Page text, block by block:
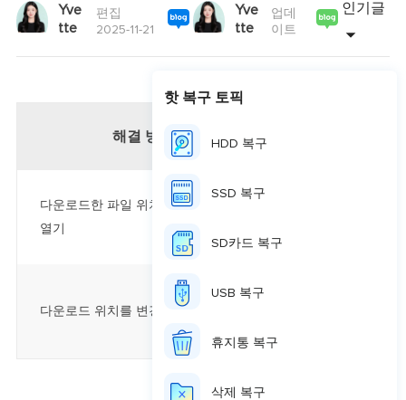
Yve
tte
편집
2025-11-21
Yve
tte
업데
이트
인기글
해결 방법
다운로드한 파일 위치를 찾고 파일을
열기
다운로드 위치를 변경하는 방법
핫 복구 토픽
HDD 복구
SSD 복구
SD카드 복구
USB 복구
휴지통 복구
삭제 복구